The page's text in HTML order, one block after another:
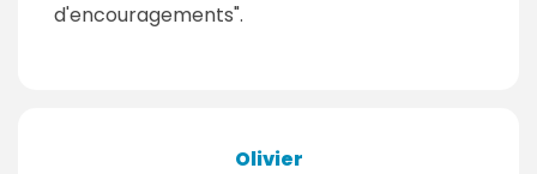
d'encouragements".
Olivier